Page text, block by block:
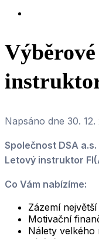
Napsáno dne 30.
Společnost DSA
Letový instruktor
Co Vám nabízíme:
Zázemí
Motivační
Nálety velkého